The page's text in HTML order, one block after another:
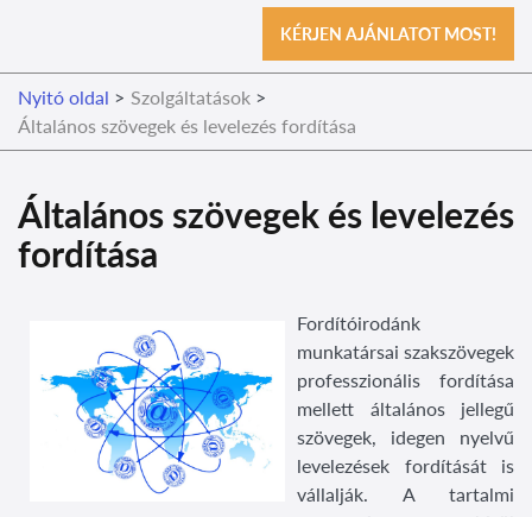
KÉRJEN AJÁNLATOT MOST!
Nyitó oldal > Szolgáltatások >
Általános szövegek és levelezés fordítása
Általános szövegek és levelezés
fordítása
Fordítóirodánk
munkatársai szakszövegek
professzionális fordítása
mellett általános jellegű
szövegek, idegen nyelvű
levelezések fordítását is
vállalják. A tartalmi